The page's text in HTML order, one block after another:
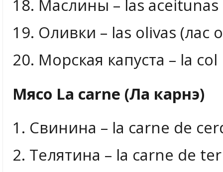
18. Маслины – las aceitunas
19. Оливки – las olivas (лас
20. Морская капуста – la
Мясо La carne (Ла карнэ)
1. Свинина – la carne de
2. Телятина – la carne de